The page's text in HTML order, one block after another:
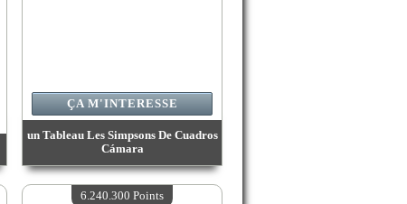
un Tableau Les Simpsons De Cuadros
Cámara
Valeur :6 664 900 Points
Quantité Disponible :4
ÇA M'INTERESSE
6.240.300 Points